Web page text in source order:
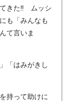
てきた‼ ムッシ
も「みんなも
て言いま
「はみがきし
持って助けに